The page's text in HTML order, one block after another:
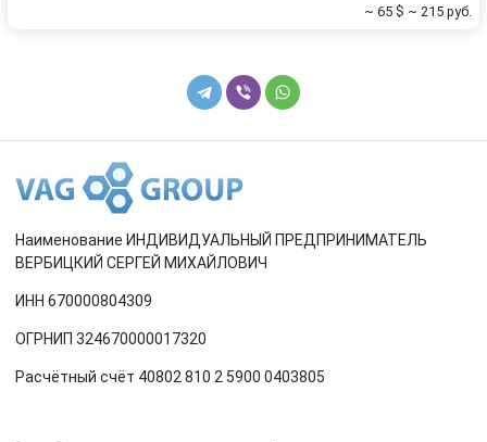
~ 65 $ ~ 215 руб.
Наименование ИНДИВИДУАЛЬНЫЙ ПРЕДПРИНИМАТЕЛЬ
ВЕРБИЦКИЙ СЕРГЕЙ МИХАЙЛОВИЧ
ИНН 670000804309
ОГРНИП 324670000017320
Расчётный счёт 40802 810 2 5900 0403805